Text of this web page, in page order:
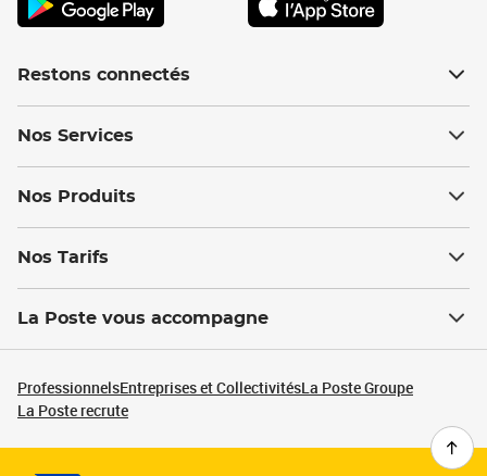
Restons connectés
Nos Services
Nos Produits
Nos Tarifs
La Poste vous accompagne
ProfessionnelsEntreprises et CollectivitésLa Poste Groupe
La Poste recrute